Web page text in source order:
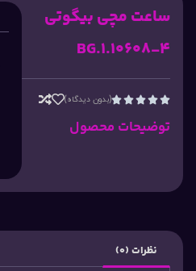
ساعت مچی بیگوتی
BG.1.10608-4




(بدون دیدگاه)
توضیحات محصول
نظرات (0)